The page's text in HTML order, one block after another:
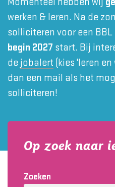
Momenteel hebben wij
werken & leren. Na de
solliciteren voor een
begin 2027 start. Bij
de jobalert (kies 'leren
dan een mail als het
solliciteren!
Op zoek naar
Zoeken